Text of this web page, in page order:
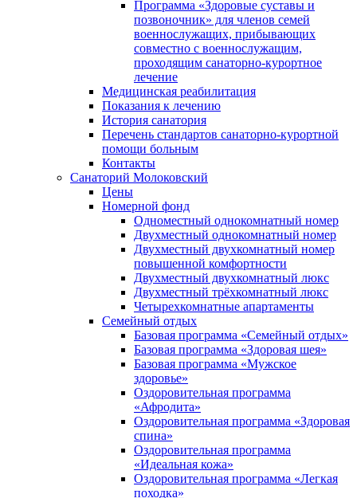
Программа «Здоровые суставы и
позвоночник» для членов семей
военнослужащих, прибывающих
совместно с военнослужащим,
проходящим санаторно-курортное
лечение
Медицинская реабилитация
Показания к лечению
История санатория
Перечень стандартов санаторно-курортной
помощи больным
Контакты
Санаторий Молоковский
Цены
Номерной фонд
Одноместный однокомнатный номер
Двухместный однокомнатный номер
Двухместный двухкомнатный номер
повышенной комфортности
Двухместный двухкомнатный люкс
Двухместный трёхкомнатный люкс
Четырехкомнатные апартаменты
Семейный отдых
Базовая программа «Семейный отдых»
Базовая программа «Здоровая шея»
Базовая программа «Мужское
здоровье»
Оздоровительная программа
«Афродита»
Оздоровительная программа «Здоровая
спина»
Оздоровительная программа
«Идеальная кожа»
Оздоровительная программа «Легкая
походка»